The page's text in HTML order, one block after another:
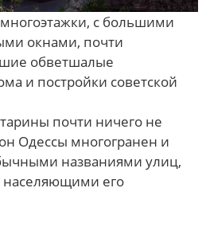
с большими
окнами, почти
обветшалые
и постройки советской
почти ничего не
Одессы многогранен и
названиями улиц,
его